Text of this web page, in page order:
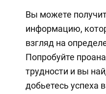
Вы можете
информацию,
взгляд на
Попробуйте
трудности и вы
добьетесь успеха